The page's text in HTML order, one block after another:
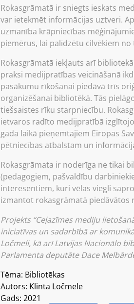
Rokasgrāmatā ir sniegts ieskats
var ietekmēt informācijas uztveri.
uzmanība krāpniecības
piemērus, lai palīdzētu cilvēkiem
Rokasgrāmatā iekļauts arī
praksi medijpratības veicināšanā
pasākumu rīkošanai piedāvā trīs
organizēšanai bibliotēkā. Tās
tiešsaistes rīku starpniecību.
ietvaros radīto medijpratībā
gada laikā pieņemtajiem Eiropas
pētniecības atbalstam un
Rokasgrāmata ir noderīga ne tikai
(pedagogiem, pašvaldību
interesentiem, kuri vēlas viegli
izmantot rokasgrāmatā
Projekts “Ceļazīmes mediju
iniciatīvas un sadarbībā ar
Ločmeli, kā arī Latvijas Nacionālo
Parlamenta deputāte Dace
Tēma: Bibliotēkas
Autors: Klinta Ločmele
Gads: 2021